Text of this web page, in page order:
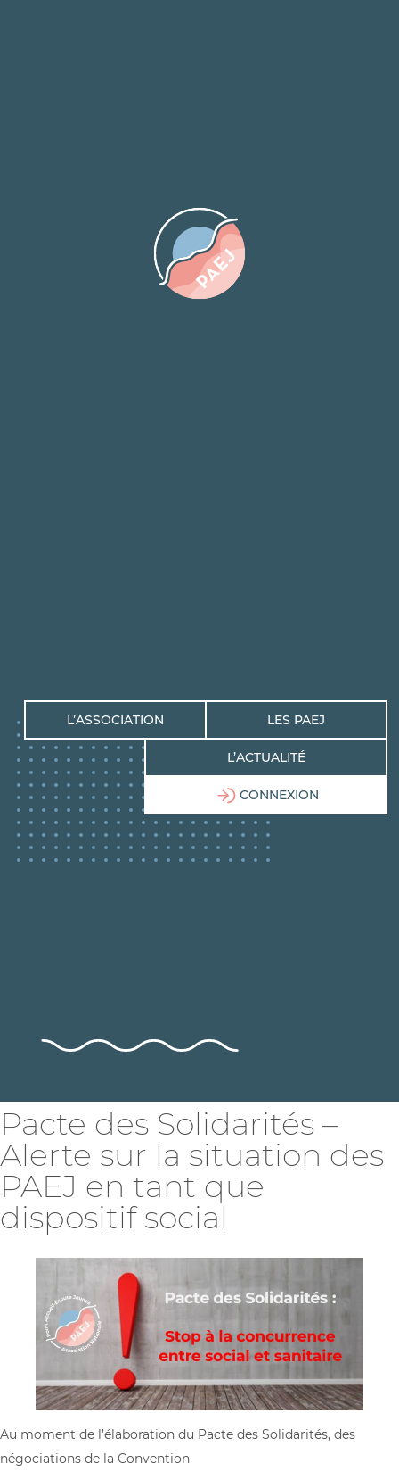
L’ASSOCIATION LES PAEJ
L’ACTUALITÉ
CONNEXION
Pacte des Solidarités –
Alerte sur la situation des
PAEJ en tant que
dispositif social
Au moment de l’élaboration du Pacte des Solidarités, des
négociations de la Convention